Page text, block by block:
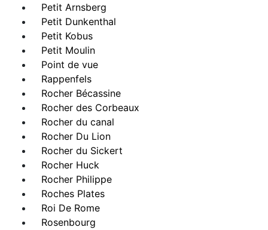
Petit Arnsberg
Petit Dunkenthal
Petit Kobus
Petit Moulin
Point de vue
Rappenfels
Rocher Bécassine
Rocher des Corbeaux
Rocher du canal
Rocher Du Lion
Rocher du Sickert
Rocher Huck
Rocher Philippe
Roches Plates
Roi De Rome
Rosenbourg